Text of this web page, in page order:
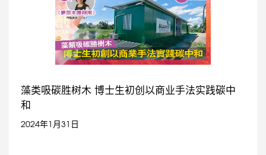
藻类吸碳胜树木 博士生初创以商业手法实践碳中
和
2024年1月31日